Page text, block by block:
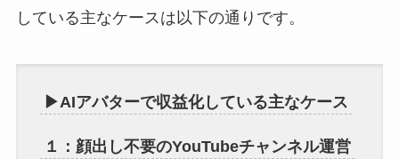
している主なケースは以下の通りです。
▶︎AIアバターで収益化している主なケース
１：顔出し不要のYouTubeチャンネル運営